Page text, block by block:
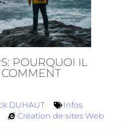
POURQUOI IL
COMMENT
DUHAUT
Infos
Création de sites Web